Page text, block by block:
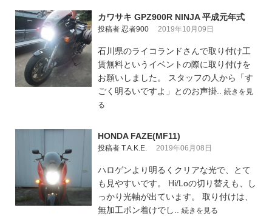
カワサキ GPZ900R NINJA 平成元年式
投稿者 忍者900 2019年10月09日
石川県のライコランドさんで取り付け工
賃無料というイベントの際に取り付けを
お願いしました。 スタッフの人から「す
ごく明るいですよ」とのお声掛.. 続きを見
る
HONDA FAZE(MF11)
投稿者 T.A.K.E. 2019年06月08日
ハロゲンより明るくクリアな光で、とて
も見やすいです。 Hi/Loの切り替えも、し
っかり光軸が出ています。 取り付けは、
無加工ポン着けでし.. 続きを見る